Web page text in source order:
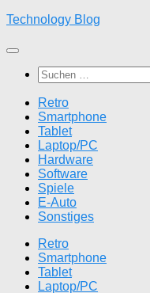
Zum
springen
Technology Blog
Suchen
nach:
Retro
Smartphone
Tablet
Laptop/PC
Hardware
Software
Spiele
E-Auto
Sonstiges
Retro
Smartphone
Tablet
Laptop/PC